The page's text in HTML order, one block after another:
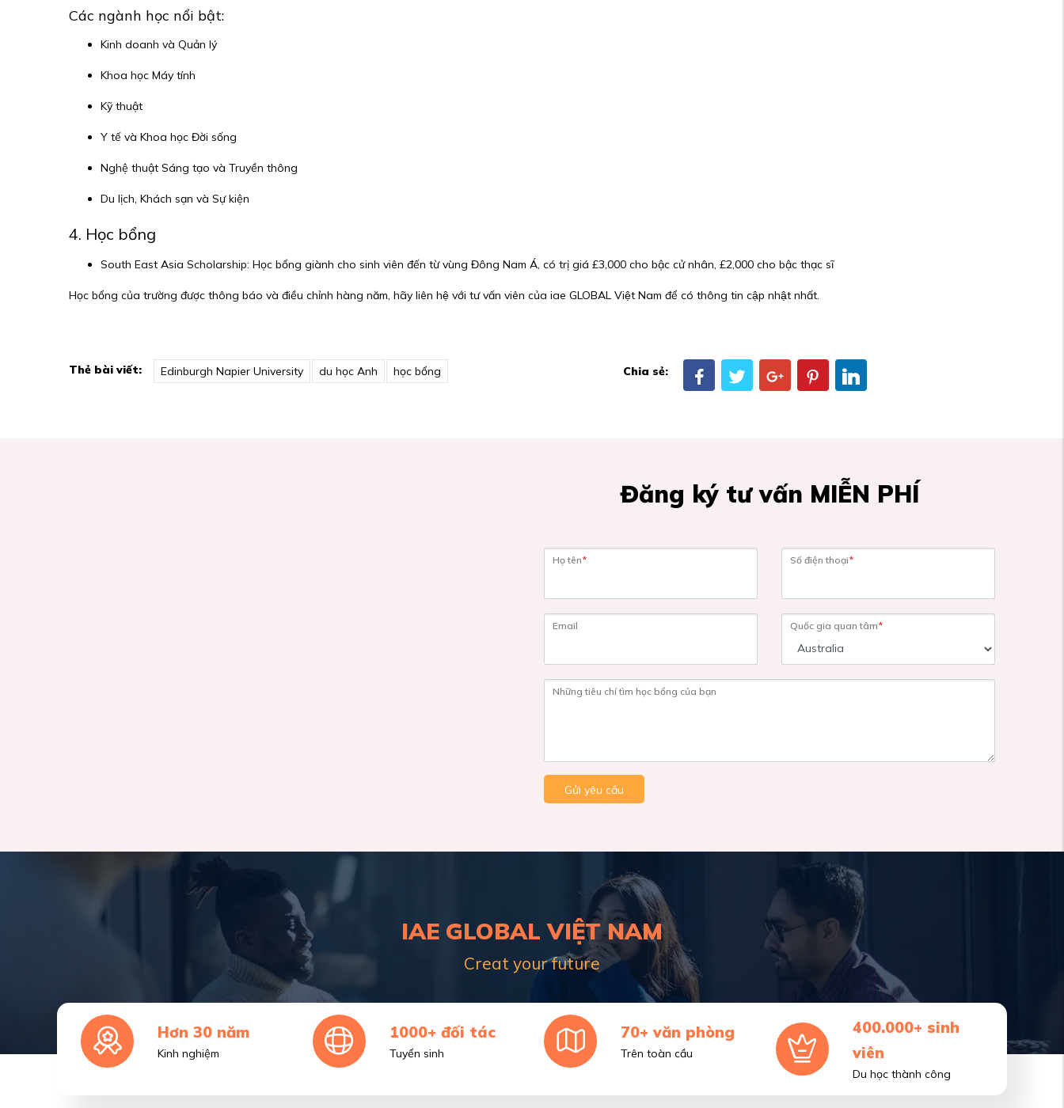
Các ngành học nổi bật:
Kinh doanh và Quản lý
Khoa học Máy tính
Kỹ thuật
Y tế và Khoa học Đời sống
Nghệ thuật Sáng tạo và Truyền thông
Du lịch, Khách sạn và Sự kiện
4. Học bổng
South East Asia Scholarship: Học bổng giành cho sinh viên đến từ vùng Đông Nam Á, có trị giá £3,000 cho bậc cử nhân, £2,000 cho bậc thạc sĩ
Học bổng của trường được thông báo và điều chỉnh hàng năm, hãy liên hệ với tư vấn viên của iae GLOBAL Việt Nam để có thông tin cập nhật nhất.
Thẻ bài viết: Edinburgh Napier University du học Anh học bổng Chia sẻ:
Đăng ký tư vấn MIỄN PHÍ
Họ tên* Số điện thoại*
Email Quốc gia quan tâm*
Những tiêu chí tìm học bổng của bạn
Gửi yêu cầu
IAE GLOBAL VIỆT NAM
Creat your future
Hơn 30 năm
Kinh nghiệm
1000+ đối tác
Tuyển sinh
70+ văn phòng
Trên toàn cầu
400.000+ sinh
viên
Du học thành công